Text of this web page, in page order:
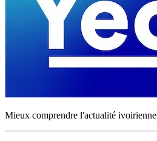
Mieux comprendre l'actualité ivoirienne